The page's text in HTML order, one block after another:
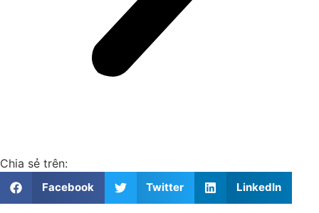
Chia sẻ trên:
Facebook Twitter LinkedIn